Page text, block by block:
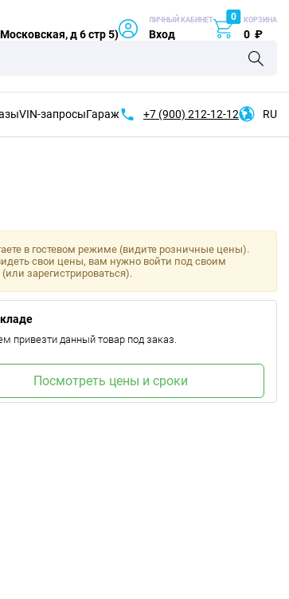
д 6 стр 5)
ЛИЧНЫЙ КАБИНЕТ
Вход
0 КОРЗИНА
0 ₽
VIN-запросыГараж +7 (900) 212-12-12 RU
в гостевом режиме (видите розничные цены).
свои цены, вам нужно войти под своим
зарегистрироваться).
привезти данный товар под заказ.
Посмотреть цены и сроки